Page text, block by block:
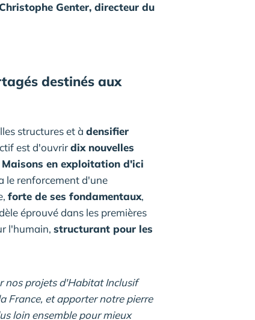
Christophe Genter, directeur du
destinés aux
structures et à densifier
est d'ouvrirdix nouvelles
Maisons en exploitation d'ici
le renforcement d'une
forte de ses fondamentaux,
éprouvé dans les premières
l'humain, structurant pour les
nos projets d'Habitat Inclusif
France, et apporter notre pierre
loin ensemble pour mieux